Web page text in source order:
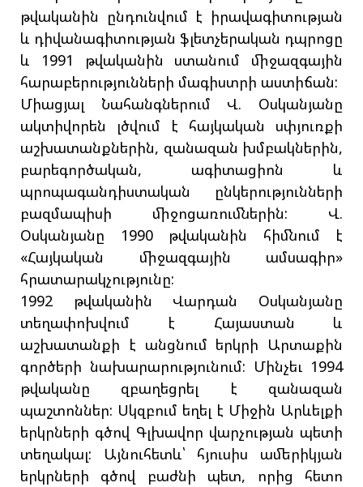
թվականին ընդունվում է իրավագիտության
և դիվանագիտության ֆլետչերական դպրոցը
և 1991 թվականին ստանում միջազգային
հարաբերությունների մագիստրի աստիճան:
Միացյալ Նահանգներում Վ. Օսկանյանը
ակտիվորեն լծվում է հայկական սփյուռքի
աշխատանքներին, զանազան խմբակներին,
բարեգործական, ագիտացիոն և
պրոպագանդիստական ընկերությունների
բազմապիսի միջոցառումներին: Վ.
Օսկանյանը 1990 թվականին հիմնում է
«Հայկական միջազգային ամսագիր»
հրատարակչությունը:
1992 թվականին Վարդան Օսկանյանը
տեղափոխվում է Հայաստան և
աշխատանքի է անցնում երկրի Արտաքին
գործերի նախարարությունում: Մինչեւ 1994
թվականը զբաղեցրել է զանազան
պաշտոններ: Սկզբում եղել է Միջին Արևելքի
երկրների գծով Գլխավոր վարչության պետի
տեղակալ: Այնուհետև՝ հյուսիս ամերիկյան
երկրների գծով բաժնի պետ, որից հետո